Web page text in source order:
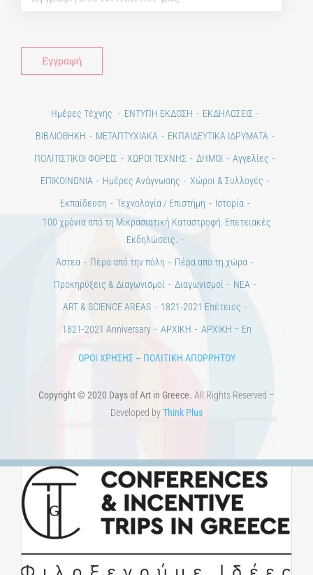
Ημέρες Τέχνης ΕΝΤΥΠΗ ΕΚΔΟΣΗ
ΕΚΔΗΛΩΣΕΙΣ
ΒΙΒΛΙΟΘΗΚΗ
ΜΕΤΑΠΤΥΧΙΑΚΑ
ΕΚΠΑΙΔΕΥΤΙΚΑ ΙΔΡΥΜΑΤΑ
ΠΟΛΙΤΙΣΤΙΚΟΙ ΦΟΡΕΙΣ
ΧΩΡΟΙ ΤΕΧΝΗΣ ΔΗΜΟΙ
Αγγελίες
ΕΠΙΚΟΙΝΩΝΙΑ
Ημέρες Ανάγνωσης
Χώροι & Συλλογές
Εκπαίδευση
Τεχνολογία / Επιστήμη
Ιστορία
100 χρόνια από τη Μικρασιατική Καταστροφή. Επετειακές
Εκδηλώσεις.
Άστεα
Πέρα από την πόλη
Πέρα από τη χώρα
Προκηρύξεις & Διαγωνισμοί
Διαγωνισμοί
ΝΕΑ
ART & SCIENCE AREAS
1821-2021 Επέτειος
1821-2021 Anniversary
ΑΡΧΙΚΗ ΑΡΧΙΚΗ – En
ΟΡΟΙ ΧΡΗΣΗΣ– ΠΟΛΙΤΙΚΗ ΑΠΟΡΡΗΤΟΥ
Copyright © 2020 Days of Art in Greece. All Rights Reserved –
Developed byThink Plus